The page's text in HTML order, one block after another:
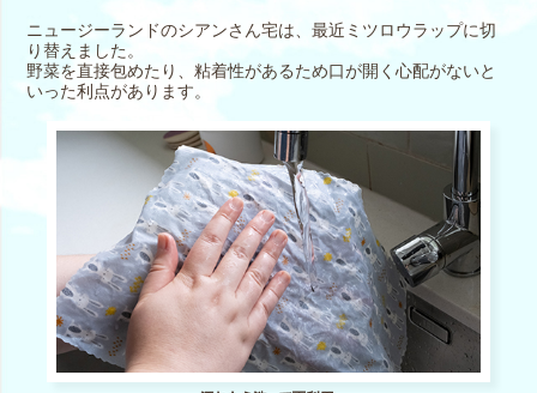
ニュージーランドのシアンさん宅は、最近ミツロウラップに切
り替えました。
野菜を直接包めたり、粘着性があるため口が開く心配がないと
いった利点があります。